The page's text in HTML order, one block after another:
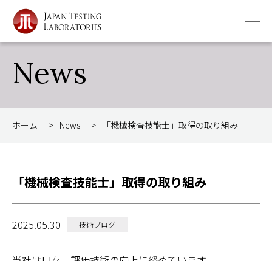
News
ホーム > News > 「機械検査技能士」取得の取り組み
「機械検査技能士」取得の取り組み
2025.05.30 技術ブログ